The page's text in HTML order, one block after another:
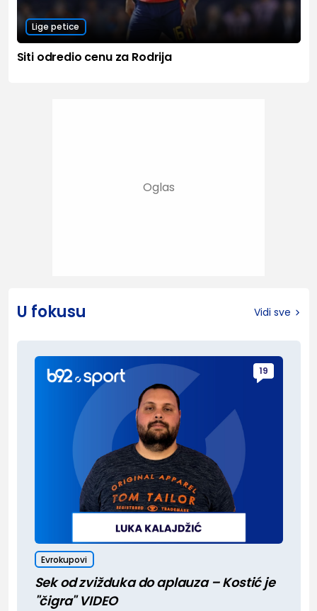
Lige petice
Siti odredio cenu za Rodrija
U fokusu Vidi sve
19
Evrokupovi
Sek od zvižduka do aplauza – Kostić je
"čigra" VIDEO